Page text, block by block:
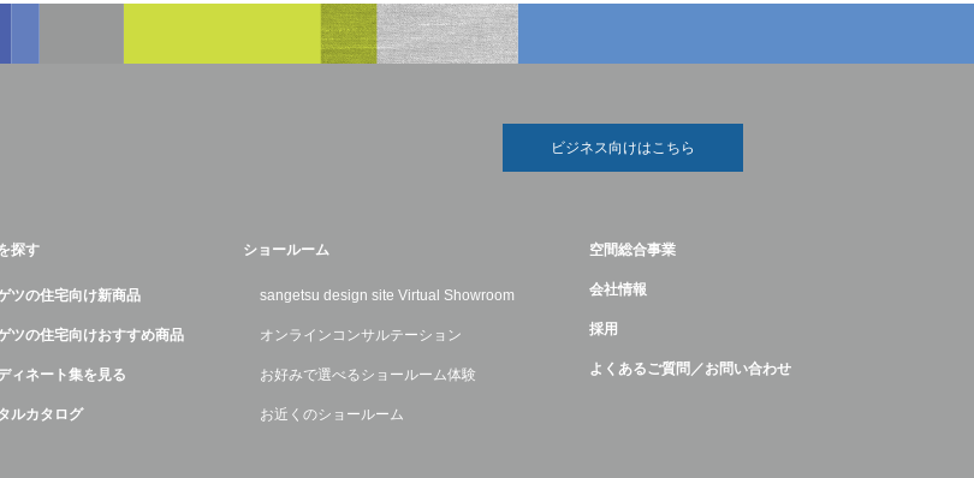
ビジネス向けはこちら
探す
ツの住宅向け新商品
ツの住宅向けおすすめ商品
ィネート集を見る
ルカタログ
ショールーム
sangetsu design site Virtual Showroom
オンラインコンサルテーション
お好みで選べるショールーム体験
お近くのショールーム
空間総合事業
会社情報
採用
よくあるご質問／お問い合わせ